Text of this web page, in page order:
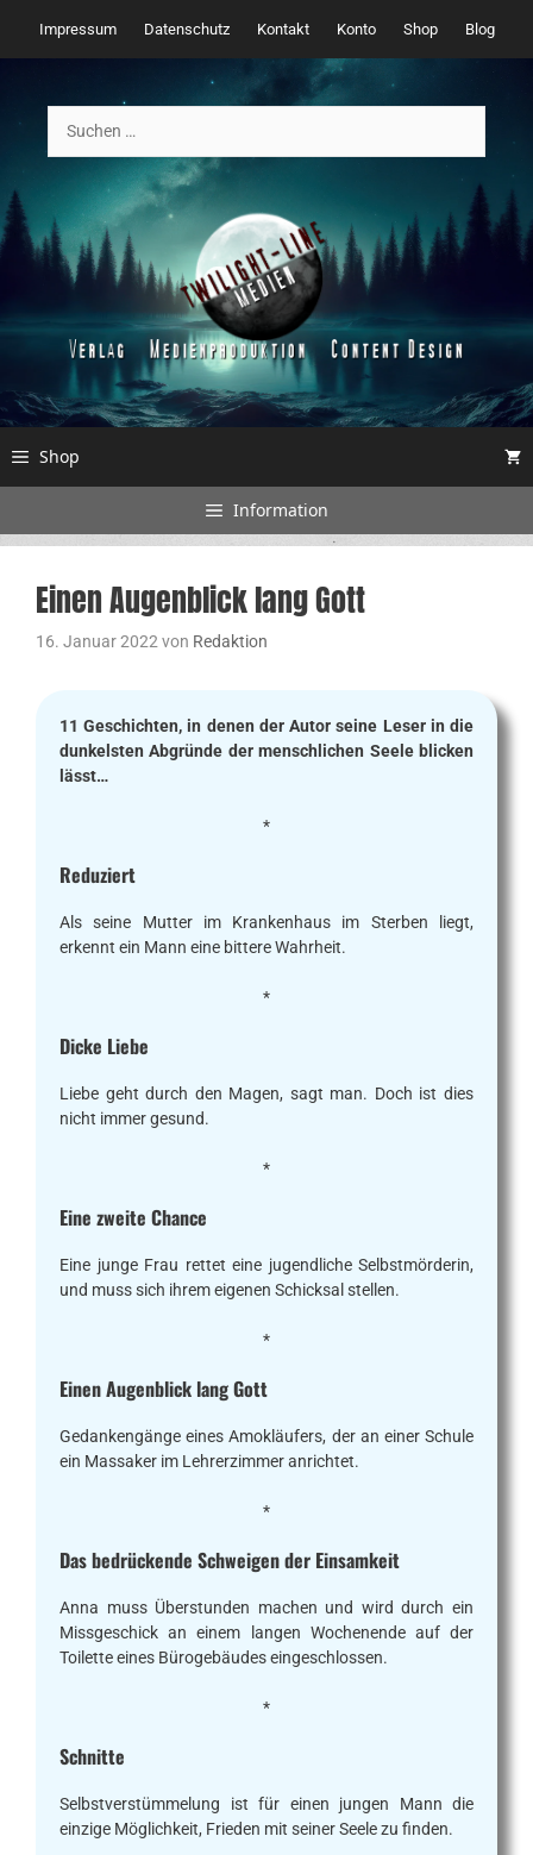
Inhalt
springen
Impressum Datenschutz Kontakt Konto Shop Blog
nach:
Shop
Information
Einen Augenblick lang Gott
16. Januar 2022von Redaktion
11 Geschichten, in denen der Autor seine Leser in die
dunkelsten Abgründe der menschlichen Seele blicken
lässt…
*
Reduziert
Als seine Mutter im Krankenhaus im Sterben liegt,
erkennt ein Mann eine bittere Wahrheit.
*
Dicke Liebe
Liebe geht durch den Magen, sagt man. Doch ist dies
nicht immer gesund.
*
Eine zweite Chance
Eine junge Frau rettet eine jugendliche Selbstmörderin,
und muss sich ihrem eigenen Schicksal stellen.
*
Einen Augenblick lang Gott
Gedankengänge eines Amokläufers, der an einer Schule
ein Massaker im Lehrerzimmer anrichtet.
*
Das bedrückende Schweigen der Einsamkeit
Anna muss Überstunden machen und wird durch ein
Missgeschick an einem langen Wochenende auf der
Toilette eines Bürogebäudes eingeschlossen.
*
Schnitte
Selbstverstümmelung ist für einen jungen Mann die
einzige Möglichkeit, Frieden mit seiner Seele zu finden.